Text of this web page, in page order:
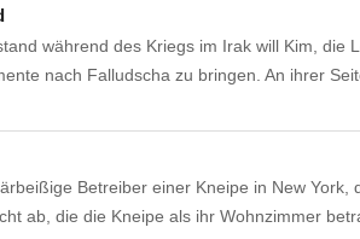
während des Kriegs im Irak will Kim,
nach Falludscha zu bringen. An ihrer
Betreiber einer Kneipe in New
ab, die die Kneipe als ihr Wohnzimmer